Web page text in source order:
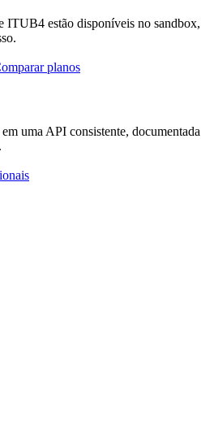
estão disponíveis no sandbox,
planos
uma API consistente, documentada